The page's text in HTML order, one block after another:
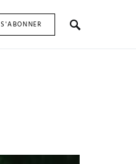
S'ABONNER